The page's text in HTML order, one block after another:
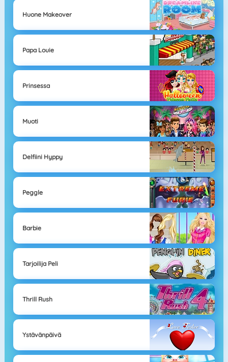
Huone Makeover
Papa Louie
Prinsessa
Muoti
Delfiini Hyppy
Peggle
Barbie
Tarjoilija Peli
Thrill Rush
Ystävänpäivä